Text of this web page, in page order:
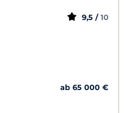
9,5 / 10
ab 65 000 €